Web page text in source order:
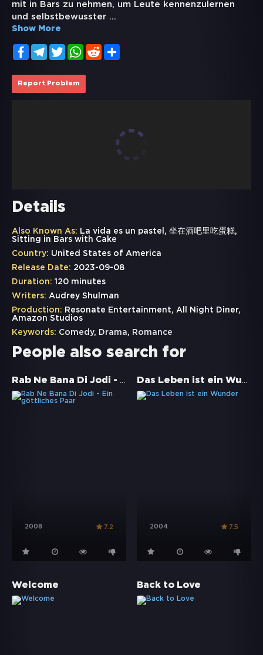
mit in Bars zu nehmen, um Leute kennenzulernen
und selbstbewusster ...
Show More
FacebookTelegramTwitterWhatsApp
Reddit
Report Problem
Details
Also Known As: La vida es un pastel, 坐在酒吧里吃蛋糕,
Sitting in Bars with Cake
Country: United States of America
Release Date: 2023-09-08
Duration: 120 minutes
Writers: Audrey Shulman
Production: Resonate Entertainment, All Night Diner,
Amazon Studios
Keywords: Comedy, Drama, Romance
People also search for
Rab Ne Bana Di Jodi - Ein göttliches Paar
2008 7.2
Das Leben ist ein Wunder
2004 7.5
Welcome Back to Love